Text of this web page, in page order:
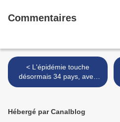
Commentaires
< L'épidémie touche
désormais 34 pays, avec
6.497 cas confirmés et 64
Hébergé par Canalblog